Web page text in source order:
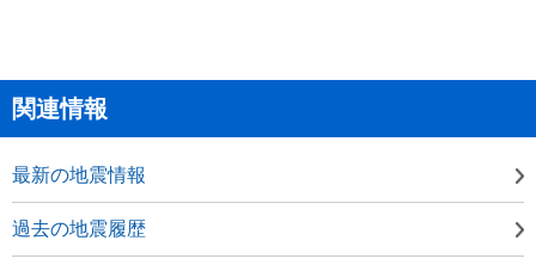
関連情報
最新の地震情報
過去の地震履歴